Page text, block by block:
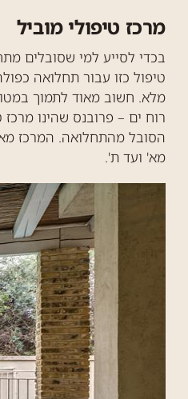
מרכז טיפולי מוביל
בכדי לסייע למי שסובלים
טיפול כזו עבור תחלואה
מלא. חשוב מאוד לתמוך
רוח ים – פרובנס שהינו
הסובל מהתחלואה. המרכז
מא' ועד ת'.